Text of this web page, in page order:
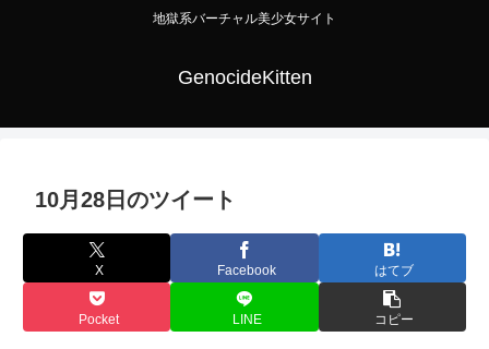
地獄系バーチャル美少女サイト
GenocideKitten
10月28日のツイート
X Facebook はてブ
Pocket LINE コピー